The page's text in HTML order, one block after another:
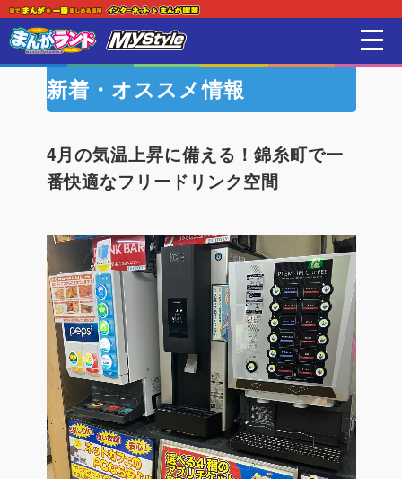
はじめての方
店舗一覧
オンラインゲーム
映画 / アニメ / 電子書籍
新着・オススメ情報
4月の気温上昇に備える！錦糸町で一
番快適なフリードリンク空間